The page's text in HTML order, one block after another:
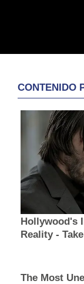
CONTENIDO
Hollywood's
Reality -
The Most